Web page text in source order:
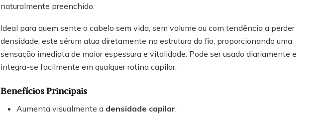
naturalmente preenchido.
Ideal para quem sente o cabelo sem vida, sem volume ou com tendência a perder
densidade, este sérum atua diretamente na estrutura do fio, proporcionando uma
sensação imediata de maior espessura e vitalidade. Pode ser usado diariamente e
integra-se facilmente em qualquer rotina capilar.
Benefícios Principais
Aumenta visualmente a densidade capilar